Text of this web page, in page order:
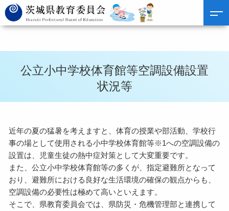
公立小中学校体育館等空調設備設置
状況等
近年の夏の猛暑を考えますと、体育の授業や部活動、学校行
事の場として使用される小中学校体育館等※1への空調設備の
設置は、児童生徒の熱中症対策として大変重要です。
また、公立小中学校体育館等の多くが、指定避難所となって
おり、避難所における良好な生活環境の確保の観点からも、
空調設備の必要性は極めて高いといえます。
そこで、県教育委員会では、県防災・危機管理部と連携して